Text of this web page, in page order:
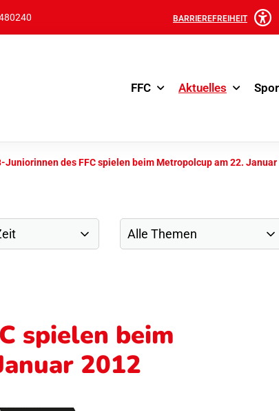
BARRIEREFREIHEIT
FFC Aktuelles
Juniorinnen des FFC spielen beim Metropolcup am 22. Januar
spielen beim
2012